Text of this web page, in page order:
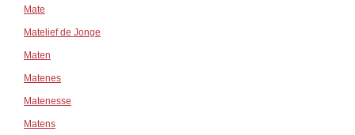
Mate
Matelief de Jonge
Maten
Matenes
Matenesse
Matens